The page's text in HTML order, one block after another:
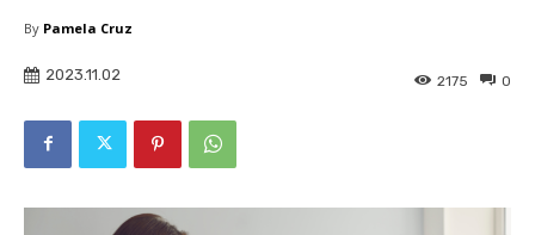
By Pamela Cruz
2023.11.02 0
2175